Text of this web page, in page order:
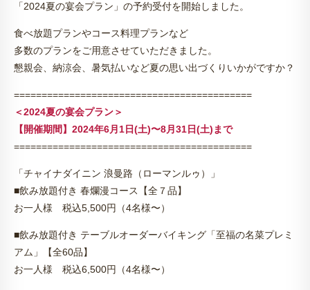
「2024夏の宴会プラン」の予約受付を開始しました。
食べ放題プランやコース料理プランなど
多数のプランをご用意させていただきました。
懇親会、納涼会、暑気払いなど夏の思い出づくりいかがですか？
===========================================
＜2024夏の宴会プラン＞
【開催期間】2024年6月1日(土)〜8月31日(土)まで
===========================================
「チャイナダイニン 浪曼路（ローマンルゥ）」
■飲み放題付き 春爛漫コース【全７品】
お一人様 税込5,500円（4名様〜）
■飲み放題付き テーブルオーダーバイキング「至福の名菜プレミ
アム」【全60品】
お一人様 税込6,500円（4名様〜）